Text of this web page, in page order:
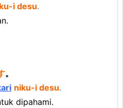
i desu.
。
niku-i desu.
dipahami.